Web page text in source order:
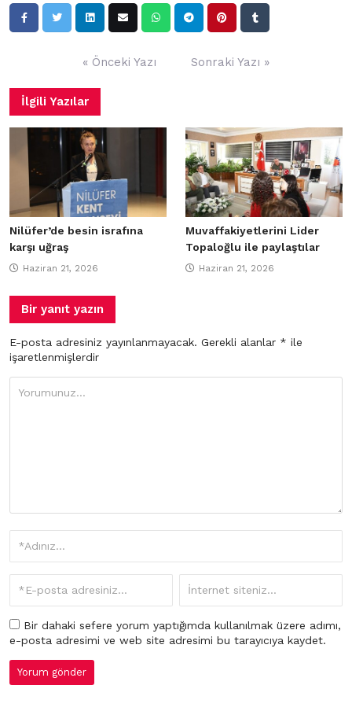
« Önceki Yazı Sonraki Yazı »
İlgili Yazılar
Nilüfer’de besin israfına
karşı uğraş
Haziran 21, 2026
Muvaffakiyetlerini Lider
Topaloğlu ile paylaştılar
Haziran 21, 2026
Bir yanıt yazın
E-posta adresiniz yayınlanmayacak. Gerekli alanlar * ile
işaretlenmişlerdir
Bir dahaki sefere yorum yaptığımda kullanılmak üzere adımı,
e-posta adresimi ve web site adresimi bu tarayıcıya kaydet.